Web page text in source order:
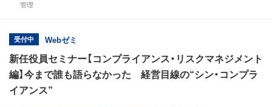
管理
受付中 Webゼミ
新任役員セミナー【コンプライアンス・リスクマネジメント
編】今まで誰も語らなかった 経営目線の“シン・コンプラ
イアンス”